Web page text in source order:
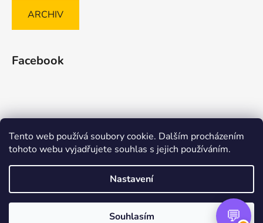
Tento web používá soubory cookie. Dalším procházením
tohoto webu vyjadřujete souhlas s jejich používáním.
Nastavení
Souhlasím
ARCHIV
Facebook
Způsob ověřování recenzí
Vytvořil Shoptet Premium
nasenaradi.cz . Všechna práva